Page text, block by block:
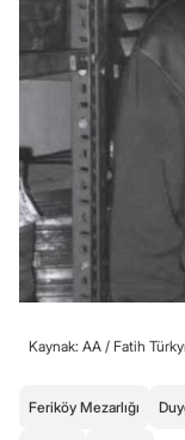
Kaynak: AA / Fatih
Feriköy Mezarlığı